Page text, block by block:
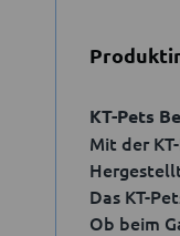
KT-Pets
Mit der
Das KT-
Ob beim